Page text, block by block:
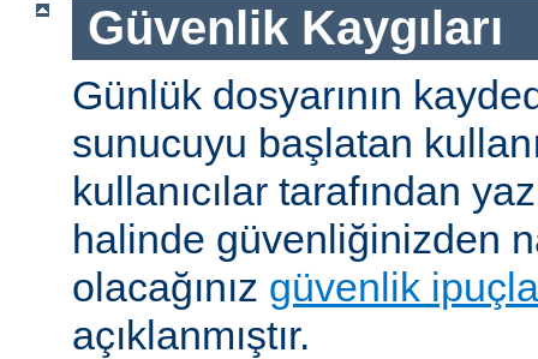
Güvenlik Kaygıları
Günlük dosyarının
sunucuyu başlatan
kullanıcılar tarafından
halinde güvenliğinizden
olacağınız güvenlik
açıklanmıştır.